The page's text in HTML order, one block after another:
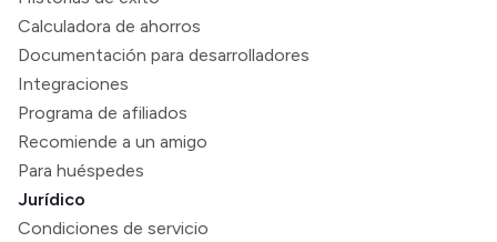
Calculadora de ahorros
Documentación para desarrolladores
Integraciones
Programa de afiliados
Recomiende a un amigo
Para huéspedes
Jurídico
Condiciones de servicio